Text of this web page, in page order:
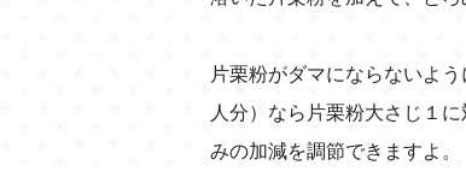
片栗粉がダマにならないよ
人分）なら片栗粉大さじ１
みの加減を調節できますよ。